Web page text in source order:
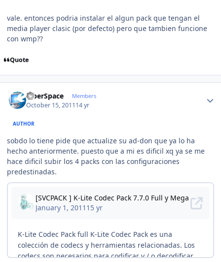
vale. entonces podria instalar el algun pack que tengan el
media player clasic (por defecto) pero que tambien funcione
con wmp??
Quote
CiberSpace Members
October 15, 201114 yr
AUTHOR
sobdo lo tiene pide que actualize su ad-don que ya lo ha
hecho anteriormente. puesto que a mi es dificil xq ya se me
hace dificil subir los 4 packs con las configuraciones
predestinadas.